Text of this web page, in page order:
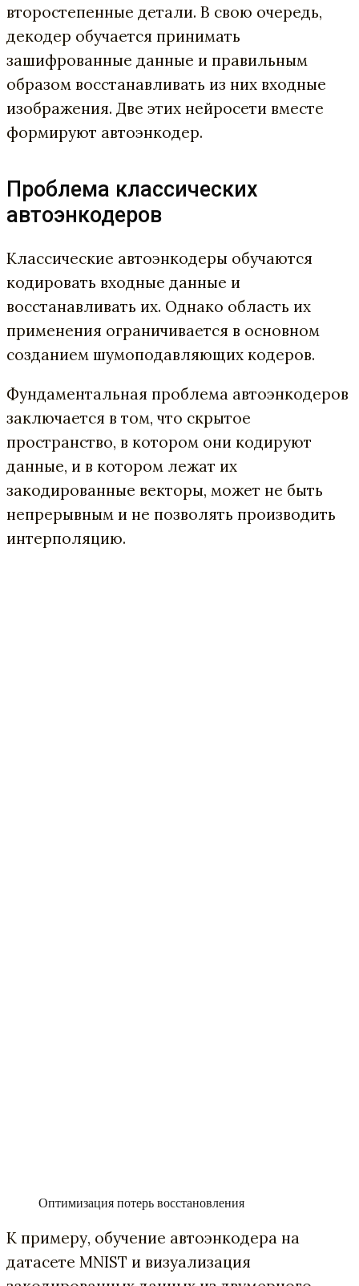
второстепенные детали. В свою очередь,
декодер обучается принимать
зашифрованные данные и правильным
образом восстанавливать из них входные
изображения. Две этих нейросети вместе
формируют автоэнкодер.
Проблема классических
автоэнкодеров
Классические автоэнкодеры обучаются
кодировать входные данные и
восстанавливать их. Однако область их
применения ограничивается в основном
созданием шумоподавляющих кодеров.
Фундаментальная проблема автоэнкодеров
заключается в том, что скрытое
пространство, в котором они кодируют
данные, и в котором лежат их
закодированные векторы, может не быть
непрерывным и не позволять производить
интерполяцию.
Оптимизация потерь восстановления
К примеру, обучение автоэнкодера на
датасете MNIST и визуализация